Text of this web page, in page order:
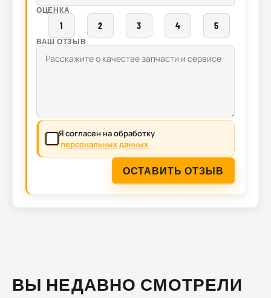
ОЦЕНКА
1 2 3 4 5
ВАШ ОТЗЫВ
Я согласен на обработку
персональных данных
ОСТАВИТЬ ОТЗЫВ
ВЫ НЕДАВНО СМОТРЕЛИ